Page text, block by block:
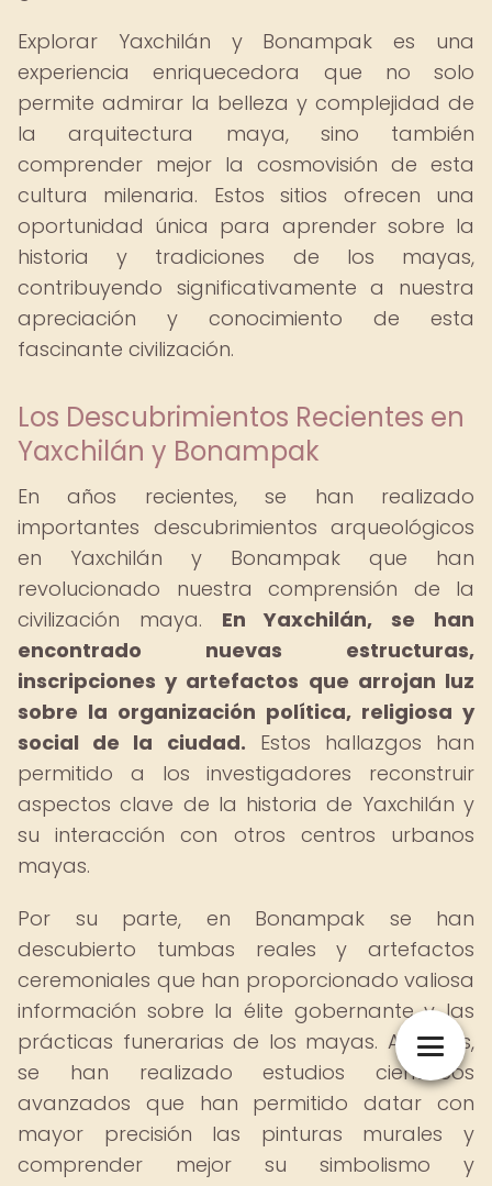
Explorar Yaxchilán y Bonampak es una
experiencia enriquecedora que no solo
permite admirar la belleza y complejidad de
la arquitectura maya, sino también
comprender mejor la cosmovisión de esta
cultura milenaria. Estos sitios ofrecen una
oportunidad única para aprender sobre la
historia y tradiciones de los mayas,
contribuyendo significativamente a nuestra
apreciación y conocimiento de esta
fascinante civilización.
Los Descubrimientos Recientes en
Yaxchilán y Bonampak
En años recientes, se han realizado
importantes descubrimientos arqueológicos
en Yaxchilán y Bonampak que han
revolucionado nuestra comprensión de la
civilización maya. En Yaxchilán, se han
encontrado nuevas estructuras,
inscripciones y artefactos que arrojan luz
sobre la organización política, religiosa y
social de la ciudad. Estos hallazgos han
permitido a los investigadores reconstruir
aspectos clave de la historia de Yaxchilán y
su interacción con otros centros urbanos
mayas.
Por su parte, en Bonampak se han
descubierto tumbas reales y artefactos
ceremoniales que han proporcionado valiosa
información sobre la élite gobernante y las
prácticas funerarias de los mayas. Además,
se han realizado estudios científicos
avanzados que han permitido datar con
mayor precisión las pinturas murales y
comprender mejor su simbolismo y